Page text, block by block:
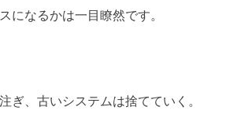
になるかは一目瞭然です。
ぎ、古いシステムは捨てていく。